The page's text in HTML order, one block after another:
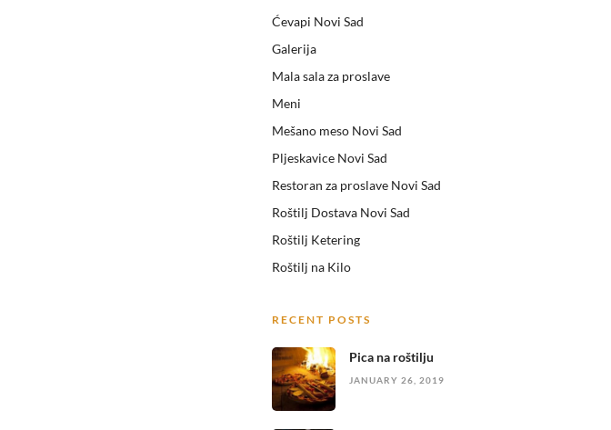
Ćevapi Novi Sad
Galerija
Mala sala za proslave
Meni
Mešano meso Novi Sad
Pljeskavice Novi Sad
Restoran za proslave Novi Sad
Roštilj Dostava Novi Sad
Roštilj Ketering
Roštilj na Kilo
RECENT POSTS
Pica na roštilju
JANUARY 26, 2019